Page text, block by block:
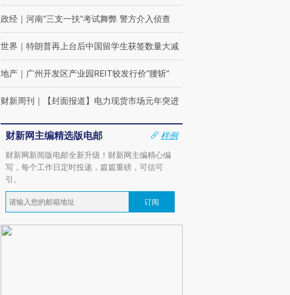
政经 ｜ 河南“三支一扶”考试舞弊 警方介入侦查
世界 ｜ 特朗普再上台后中国留学生获签数量大减
地产 ｜ 广州开发区产业园REIT较发行价“腰斩”
财新周刊 ｜ 【封面报道】电力现货市场元年突进
财新网主编精选版电邮
样例
财新网新闻版电邮全新升级！财新网主编精心编
写，每个工作日定时投递，篇篇重磅，可信可
引。
订阅